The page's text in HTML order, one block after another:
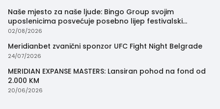
Naše mjesto za naše ljude: Bingo Group svojim
uposlenicima posvećuje posebno lijep festivalski
trenutak
02/08/2026
Meridianbet zvanični sponzor UFC Fight Night Belgrade
24/07/2026
MERIDIAN EXPANSE MASTERS: Lansiran pohod na fond od
2.000 KM
20/06/2026